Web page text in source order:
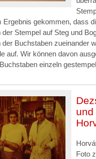
Ergebnis gekommen, dass
der Stempel auf Steg und
der Buchstaben zueinander
auf. Wir können davon
einzeln
Foto